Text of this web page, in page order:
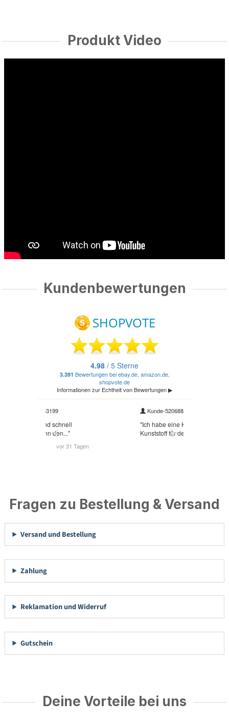
Produkt Video
Kundenbewertungen
Fragen zu Bestellung & Versand
Versand und Bestellung
Zahlung
Reklamation und Widerruf
Gutschein
Deine Vorteile bei uns